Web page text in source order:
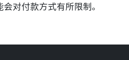
对付款方式有所限制。